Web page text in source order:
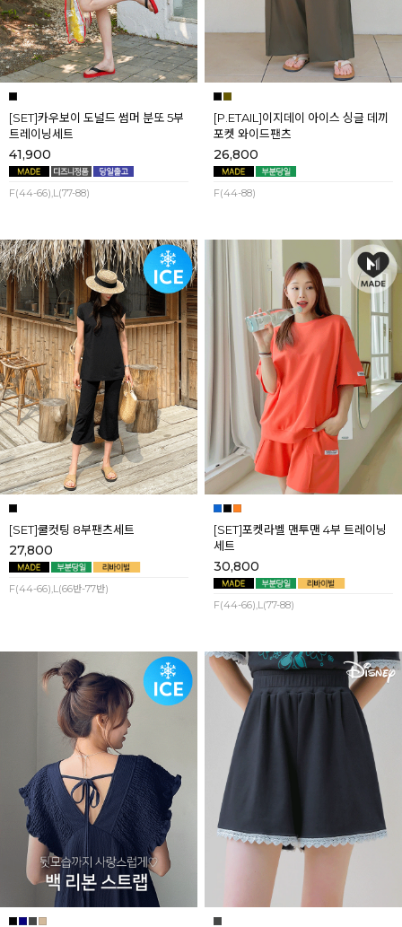
[SET]카우보이 도널드 썸머 분또 5부
트레이닝세트
41,900
F(44-66),L(77-88)
[P.ETAIL]이지데이 아이스 싱글 데끼
포켓 와이드팬츠
26,800
F(44-88)
[SET]쿨컷팅 8부팬츠세트
27,800
F(44-66),L(66반-77반)
[SET]포켓라벨 맨투맨 4부 트레이닝
세트
30,800
F(44-66),L(77-88)